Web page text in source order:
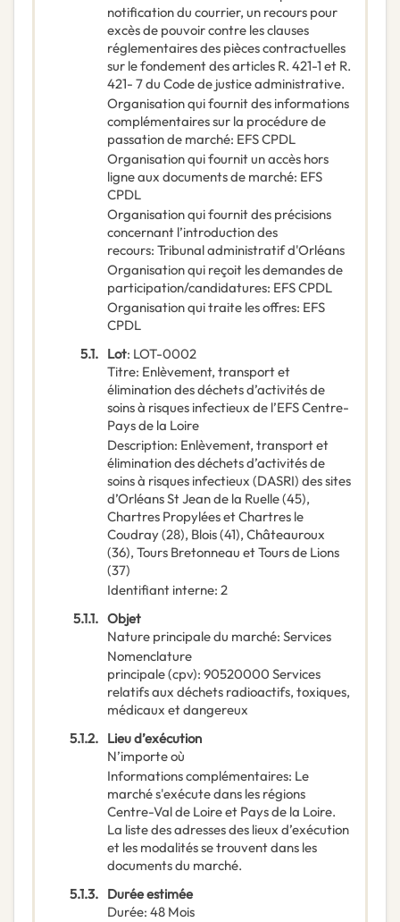
notification du courrier, un recours pour
excès de pouvoir contre les clauses
réglementaires des pièces contractuelles
sur le fondement des articles R. 421-1 et R.
421- 7 du Code de justice administrative.
Organisation qui fournit des informations
complémentaires sur la procédure de
passation de marché: EFS CPDL
Organisation qui fournit un accès hors
ligne aux documents de marché: EFS
CPDL
Organisation qui fournit des précisions
concernant l’introduction des
recours: Tribunal administratif d'Orléans
Organisation qui reçoit les demandes de
participation/candidatures: EFS CPDL
Organisation qui traite les offres: EFS
CPDL
5.1. Lot: LOT-0002
Titre: Enlèvement, transport et
élimination des déchets d’activités de
soins à risques infectieux de l’EFS Centre-
Pays de la Loire
Description: Enlèvement, transport et
élimination des déchets d’activités de
soins à risques infectieux (DASRI) des sites
d’Orléans St Jean de la Ruelle (45),
Chartres Propylées et Chartres le
Coudray (28), Blois (41), Châteauroux
(36), Tours Bretonneau et Tours de Lions
(37)
Identifiant interne: 2
5.1.1. Objet
Nature principale du marché: Services
Nomenclature
principale(cpv): 90520000 Services
relatifs aux déchets radioactifs, toxiques,
médicaux et dangereux
5.1.2. Lieu d’exécution
N’importe où
Informations complémentaires: Le
marché s'exécute dans les régions
Centre-Val de Loire et Pays de la Loire.
La liste des adresses des lieux d’exécution
et les modalités se trouvent dans les
documents du marché.
5.1.3. Durée estimée
Durée: 48 Mois